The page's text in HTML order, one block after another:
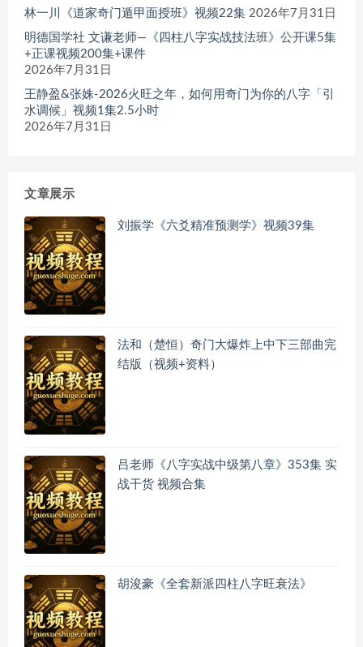
林一川《道家奇门遁甲面授班》视频22集 2026年7月31日
明德国学社 文谦老师—《四柱八字实战技法班》公开课5集
+正课视频200集+课件
2026年7月31日
王静盈&张姝-2026火旺之年，如何用奇门为你的八字「引
水调候」视频1集2.5小时
2026年7月31日
文章展示
刘振学《六爻精准预测学》视频39集
法和（楚恒）奇门大爆炸上中下三部曲完
结版（视频+资料）
吕老师《八字实战中级第八章》353集 实
战干货 视频合集
胡浚豪《全套新派四柱八字旺衰法》